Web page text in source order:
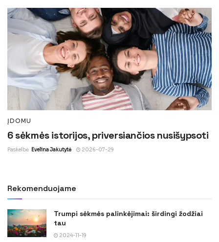
ĮDOMU
6 sėkmės istorijos, priversiančios nusišypsoti
Paskelbė Evelina Jakutytė 2026-07-29
Rekomenduojame
Trumpi sėkmės palinkėjimai: širdingi žodžiai
tau
2024-11-19